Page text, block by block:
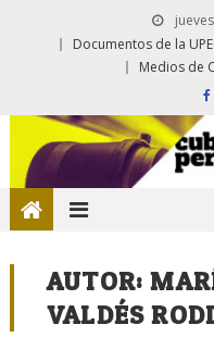
Documentos de la
Medios de
AUTOR:
VALDÉS